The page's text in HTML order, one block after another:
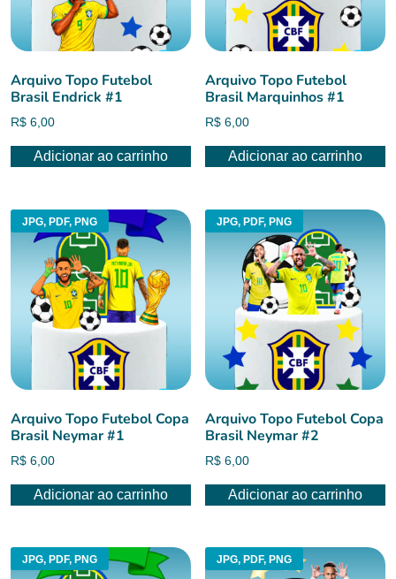
Arquivo Topo Futebol
Brasil Endrick #1
R$ 6,00
Adicionar ao carrinho
Arquivo Topo Futebol
Brasil Marquinhos #1
R$ 6,00
Adicionar ao carrinho
JPG, PDF, PNG
Arquivo Topo Futebol Copa
Brasil Neymar #1
R$ 6,00
Adicionar ao carrinho
JPG, PDF, PNG
Arquivo Topo Futebol Copa
Brasil Neymar #2
R$ 6,00
Adicionar ao carrinho
JPG, PDF, PNG JPG, PDF, PNG